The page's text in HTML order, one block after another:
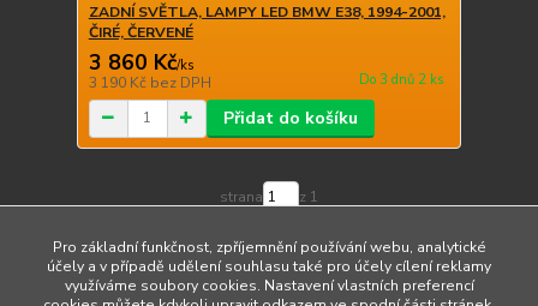
ZADNÍ SVĚTLA, LAMPY LED BMW E38, 1994-2001,
ČIRÉ, ČERVENÉ
3 860 Kč/ks
3 190 Kč bez DPH Do 3 dnů 2 ks
Přidat do košíku
strana z 1
Pro základní funkčnost, zpříjemnění používání webu, analytické
účely a v případě udělení souhlasu také pro účely cílení reklamy
využíváme soubory cookies. Nastavení vlastních preferencí